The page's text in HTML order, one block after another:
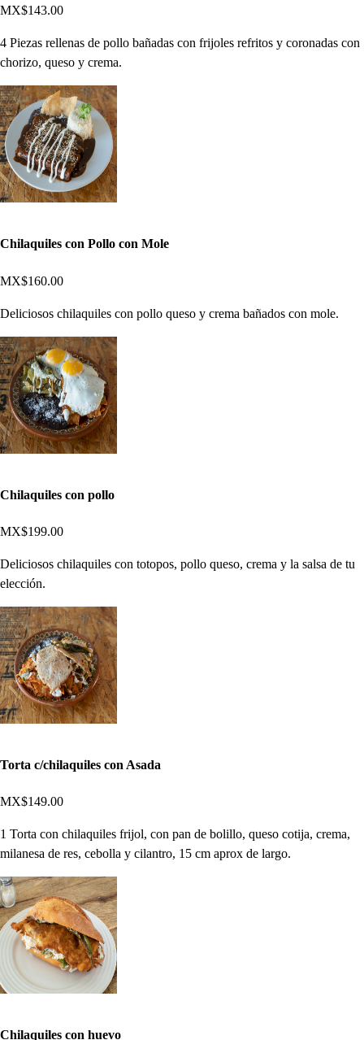
MX$143.00
4 Piezas rellenas de pollo bañadas con frijoles refritos y coronadas con
chorizo, queso y crema.
Chilaquiles con Pollo con Mole
MX$160.00
Deliciosos chilaquiles con pollo queso y crema bañados con mole.
Chilaquiles con pollo
MX$199.00
Deliciosos chilaquiles con totopos, pollo queso, crema y la salsa de tu
elección.
Torta c/chilaquiles con Asada
MX$149.00
1 Torta con chilaquiles frijol, con pan de bolillo, queso cotija, crema,
milanesa de res, cebolla y cilantro, 15 cm aprox de largo.
Chilaquiles con huevo